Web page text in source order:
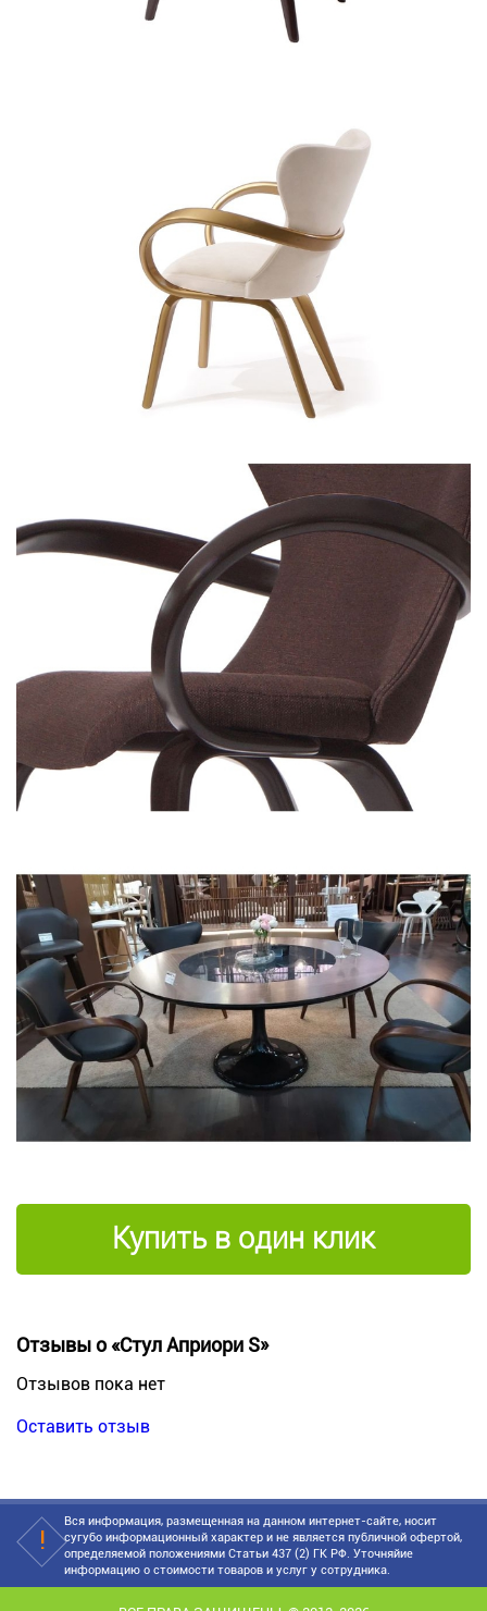
Купить в один клик
Отзывы о «Стул Априори S»
Отзывов пока нет
Оставить отзыв
Вся информация, размещенная на данном интернет-сайте, носит
сугубо информационный характер и не является публичной офертой,
определяемой положениями Статьи 437 (2) ГК РФ. Уточняйие
информацию о стоимости товаров и услуг у сотрудника.